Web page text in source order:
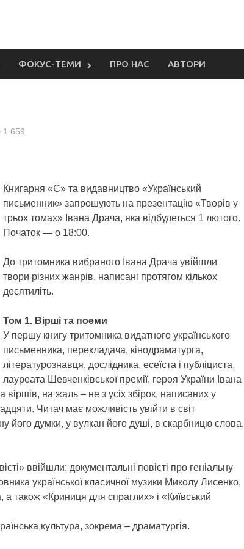
ФОКУС-ТЕМИ ПРО НАС АВТОРИ
1 659
Книгарня «Є» та видавництво «Український
письменник» запрошують на презентацію «Творів у
трьох томах» Івана Драча, яка відбудеться 1 лютого.
Початок — о 18:00.
До тритомника вибраного Івана Драча увійшли
твори різних жанрів, написані протягом кількох
десятиліть.
Том 1. Вірші та поеми
У першу книгу тритомника видатного українського
письменника, перекладача, кінодраматурга,
літературознавця, дослідника, есеїста і публіциста,
лауреата Шевченківської премії, героя України Івана
на жаль – не з усіх збірок, написаних у
Читач має можливість увійти в світ
його думки, у вулкан його душі, в скарбницю слова.
ввійшли: документальні повісті про геніальну
української класичної музики Миколу Лисенко,
також «Криниця для спраглих» і «Київський
культура, зокрема – драматургія.